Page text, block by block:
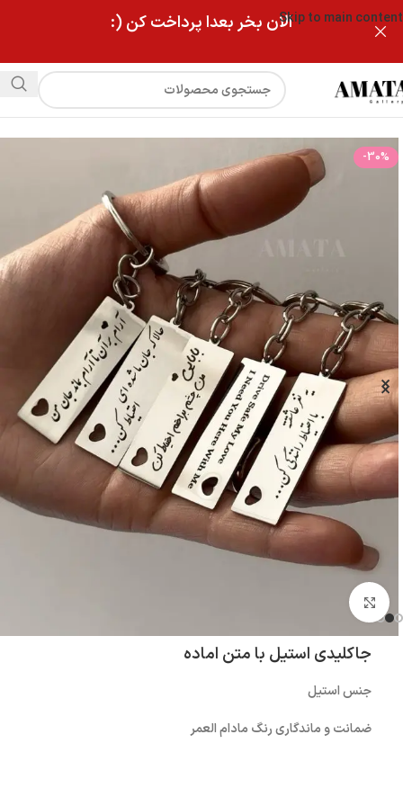
Skip to main contentالان بخر بعدا پرداخت کن (:
فروشگاه جاکلیدی استیل با متن اماده
-30%
بزرگنمایی تصویر
جاکلیدی استیل با متن اماده
جنس استیل
ضمانت و ماندگاری رنگ مادام العمر